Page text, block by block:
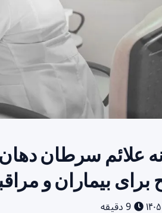
علائم سرطان
برای بیماران و